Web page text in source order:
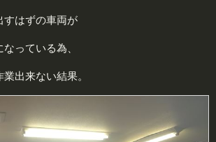
すはずの車両が
っている為、
出来ない結果。